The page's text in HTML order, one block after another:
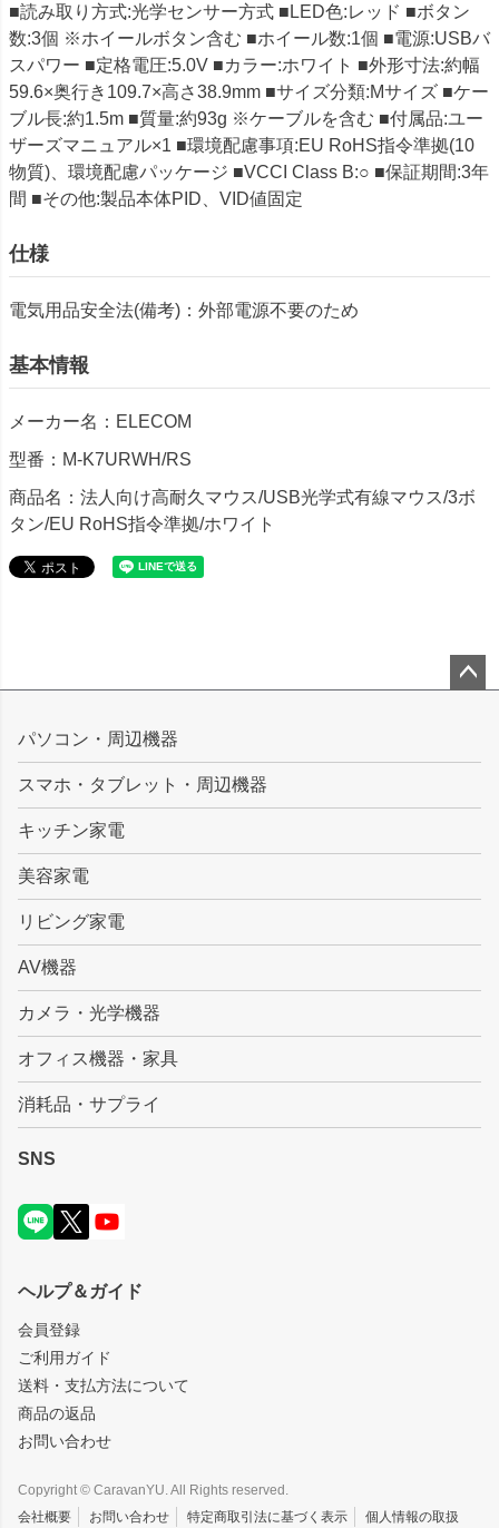
■読み取り方式:光学センサー方式 ■LED色:レッド ■ボタン
数:3個 ※ホイールボタン含む ■ホイール数:1個 ■電源:USBバ
スパワー ■定格電圧:5.0V ■カラー:ホワイト ■外形寸法:約幅
59.6×奥行き109.7×高さ38.9mm ■サイズ分類:Mサイズ ■ケー
ブル長:約1.5m ■質量:約93g ※ケーブルを含む ■付属品:ユー
ザーズマニュアル×1 ■環境配慮事項:EU RoHS指令準拠(10
物質)、環境配慮パッケージ ■VCCI Class B:○ ■保証期間:3年
間 ■その他:製品本体PID、VID値固定
仕様
電気用品安全法(備考)：外部電源不要のため
基本情報
メーカー名：ELECOM
型番：M-K7URWH/RS
商品名：法人向け高耐久マウス/USB光学式有線マウス/3ボ
タン/EU RoHS指令準拠/ホワイト
ップ
パソコン・周辺機器
スマホ・タブレット・周辺機器
キッチン家電
美容家電
リビング家電
AV機器
カメラ・光学機器
オフィス機器・家具
消耗品・サプライ
SNS
ヘルプ＆ガイド
会員登録
ご利用ガイド
送料・支払方法について
商品の返品
お問い合わせ
Copyright © CaravanYU. All Rights reserved.
会社概要
お問い合わせ 特定商取引法に基づく表示 個人情報の取扱